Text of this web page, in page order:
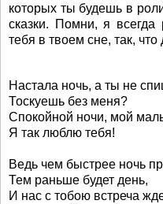
которых ты будешь в
сказки. Помни, я
тебя в твоем сне, так, что
Настала ночь, а ты не
Тоскуешь без меня?
Спокойной ночи, мой
Я так люблю тебя!
Ведь чем быстрее ночь
Тем раньше будет день,
И нас с тобою встреча